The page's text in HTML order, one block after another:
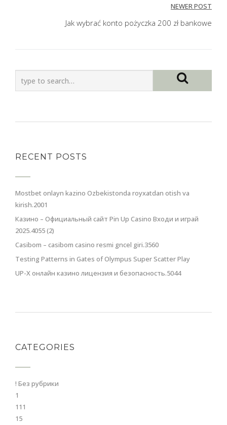
NEWER POST
Jak wybrać konto pożyczka 200 zł bankowe
RECENT POSTS
Mostbet onlayn kazino Ozbekistonda royxatdan otish va
kirish.2001
Казино – Официальный сайт Pin Up Casino Входи и играй
2025.4055 (2)
Casibom – casibom casino resmi gncel giri.3560
Testing Patterns in Gates of Olympus Super Scatter Play
UP-X онлайн казино лицензия и безопасность.5044
CATEGORIES
! Без рубрики
1
111
15